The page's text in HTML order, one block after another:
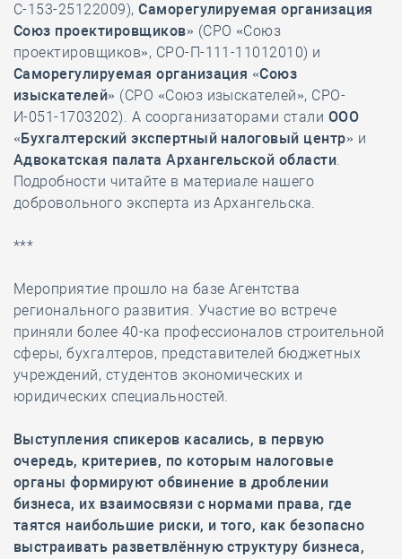
С-153-25122009),Саморегулируемая организация
Союз проектировщиков» (СРО «Союз
проектировщиков», СРО-П-111-11012010) и
Саморегулируемая организация «Союз
изыскателей» (СРО «Союз изыскателей», СРО-
И-051-1703202). А соорганизаторами стали ООО
«Бухгалтерский экспертный налоговый центр» и
Адвокатская палата Архангельской области.
Подробности читайте в материале нашего
добровольного эксперта из Архангельска.
***
Мероприятие прошло на базе Агентства
регионального развития. Участие во встрече
приняли более 40-ка профессионалов строительной
сферы, бухгалтеров, представителей бюджетных
учреждений, студентов экономических и
юридических специальностей.
Выступления спикеров касались, в первую
очередь, критериев, по которым налоговые
органы формируют обвинение в дроблении
бизнеса, их взаимосвязи с нормами права, где
таятся наибольшие риски, и того, как безопасно
выстраивать разветвлённую структуру бизнеса,